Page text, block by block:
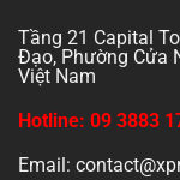
Tầng 21 Capital
Đạo, Phường Cửa
Việt Nam
Hotline: 09 3883
Email: